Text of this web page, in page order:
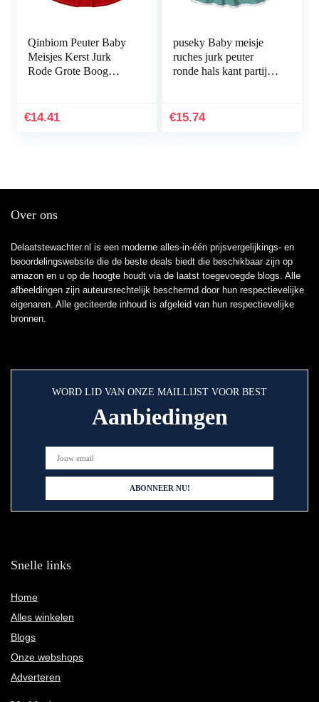
Qinbiom Peuter Baby
Meisjes Kerst Jurk
Rode Grote Boog
Feestjurken, Rood, 3-4
€14.41
puseky Baby meisje
ruches jurk peuter
ronde hals kant partij
€15.74
Over ons
Delaatstewachter.nl is een moderne alles-in-één prijsvergelijkings- en
beoordelingswebsite die de beste deals biedt die beschikbaar zijn op
amazon en u op de hoogte houdt via de laatst toegevoegde blogs. Alle
afbeeldingen zijn auteursrechtelijk beschermd door hun respectievelijke
eigenaren. Alle geciteerde inhoud is afgeleid van hun respectievelijke
bronnen.
WORD LID VAN ONZE MAILLIJST VOOR BEST
Aanbiedingen
Snelle links
Home
Alles winkelen
Blogs
Onze webshops
Adverteren